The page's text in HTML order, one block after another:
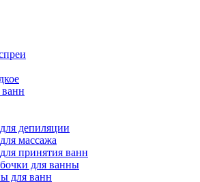
депиляции
массажа
принятия ванн
для ванны
для ванн